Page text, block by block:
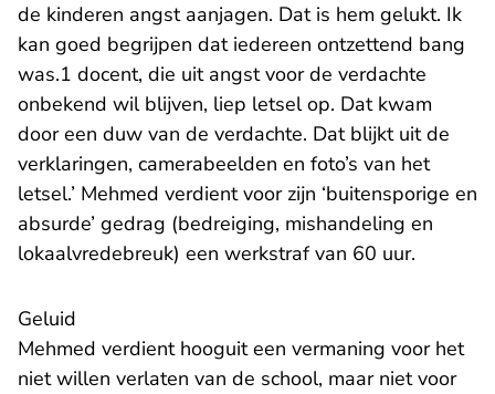
de kinderen angst aanjagen. Dat is hem gelukt. Ik
kan goed begrijpen dat iedereen ontzettend bang
was.1 docent, die uit angst voor de verdachte
onbekend wil blijven, liep letsel op. Dat kwam
door een duw van de verdachte. Dat blijkt uit de
verklaringen, camerabeelden en foto’s van het
letsel.’ Mehmed verdient voor zijn ‘buitensporige en
absurde’ gedrag (bedreiging, mishandeling en
lokaalvredebreuk) een werkstraf van 60 uur.
Geluid
Mehmed verdient hooguit een vermaning voor het
niet willen verlaten van de school, maar niet voor